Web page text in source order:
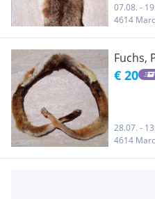
07.08. -
4614
Fuchs,
€ 20
28.07. -
4614